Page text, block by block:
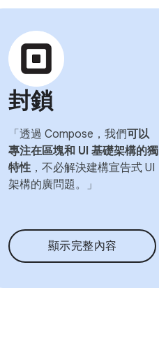
封鎖
「透過 Compose，我們可以
專注在區塊和 UI 基礎架構的獨
特性 ，不必解決建構宣告式 UI
架構的廣問題。」
顯示完整內容